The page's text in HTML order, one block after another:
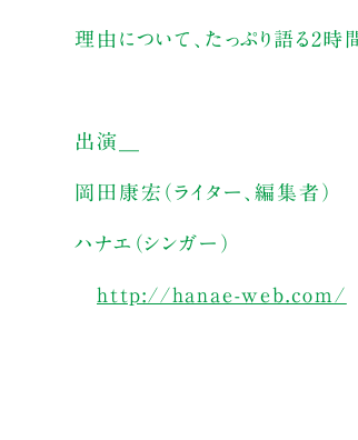
理由について、たっぷり語る2時
出演＿
岡田康宏（ライター、編集者）
ハナエ（シンガー）
http://hanae-web.com/